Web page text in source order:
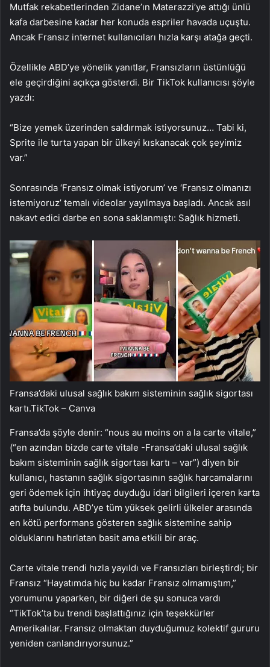
Mutfak rekabetlerinden Zidane’ın Materazzi’ye attığı ünlü
kafa darbesine kadar her konuda espriler havada uçuştu.
Ancak Fransız internet kullanıcıları hızla karşı atağa geçti.
Özellikle ABD’ye yönelik yanıtlar, Fransızların üstünlüğü
ele geçirdiğini açıkça gösterdi. Bir TikTok kullanıcısı şöyle
yazdı:
“Bize yemek üzerinden saldırmak istiyorsunuz… Tabi ki,
Sprite ile turta yapan bir ülkeyi kıskanacak çok şeyimiz
var.”
Sonrasında ‘Fransız olmak istiyorum’ ve ‘Fransız olmanızı
istemiyoruz’ temalı videolar yayılmaya başladı. Ancak asıl
nakavt edici darbe en sona saklanmıştı: Sağlık hizmeti.
Fransa’daki ulusal sağlık bakım sisteminin sağlık sigortası
kartı.TikTok – Canva
Fransa’da şöyle denir: “nous au moins on a la carte vitale,”
(“en azından bizde carte vitale -Fransa’daki ulusal sağlık
bakım sisteminin sağlık sigortası kartı – var”) diyen bir
kullanıcı, hastanın sağlık sigortasının sağlık harcamalarını
geri ödemek için ihtiyaç duyduğu idari bilgileri içeren karta
atıfta bulundu. ABD’ye tüm yüksek gelirli ülkeler arasında
en kötü performans gösteren sağlık sistemine sahip
olduklarını hatırlatan basit ama etkili bir araç.
Carte vitale trendi hızla yayıldı ve Fransızları birleştirdi; bir
Fransız “Hayatımda hiç bu kadar Fransız olmamıştım,”
yorumunu yaparken, bir diğeri de şu sonuca vardı
“TikTok’ta bu trendi başlattığınız için teşekkürler
Amerikalılar. Fransız olmaktan duyduğumuz kolektif gururu
yeniden canlandırıyorsunuz.”